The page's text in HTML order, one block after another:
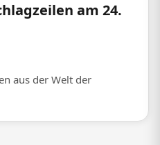
am 24.
aus der Welt der